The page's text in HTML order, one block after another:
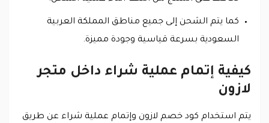
كما يتم الشحن إلى جميع مناطق المملكة العربية
السعودية بسرعة قياسية وجودة مميزة.
كيفية إتمام عملية شراء داخل متجر
لازون
يتم استخدام كود خصم لازون وإتمام عملية شراء عن طريق